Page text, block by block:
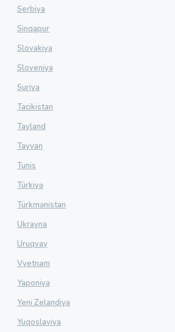
Serbiya
Sinqapur
Slovakiya
Sloveniya
Suriya
Tacikistan
Tayland
Tayvan
Tunis
Türkiyə
Türkmənistan
Ukrayna
Uruqvay
Vyetnam
Yaponiya
Yeni Zelandiya
Yuqoslaviya